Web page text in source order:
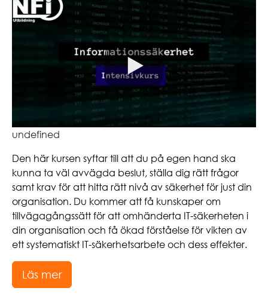
undefined
Den här kursen syftar till att du på egen hand ska
kunna ta väl avvägda beslut, ställa dig rätt frågor
samt krav för att hitta rätt nivå av säkerhet för just din
organisation. Du kommer att få kunskaper om
tillvägagångssätt för att omhänderta IT-säkerheten i
din organisation och få ökad förståelse för vikten av
ett systematiskt IT-säkerhetsarbete och dess effekter.
Läs mer